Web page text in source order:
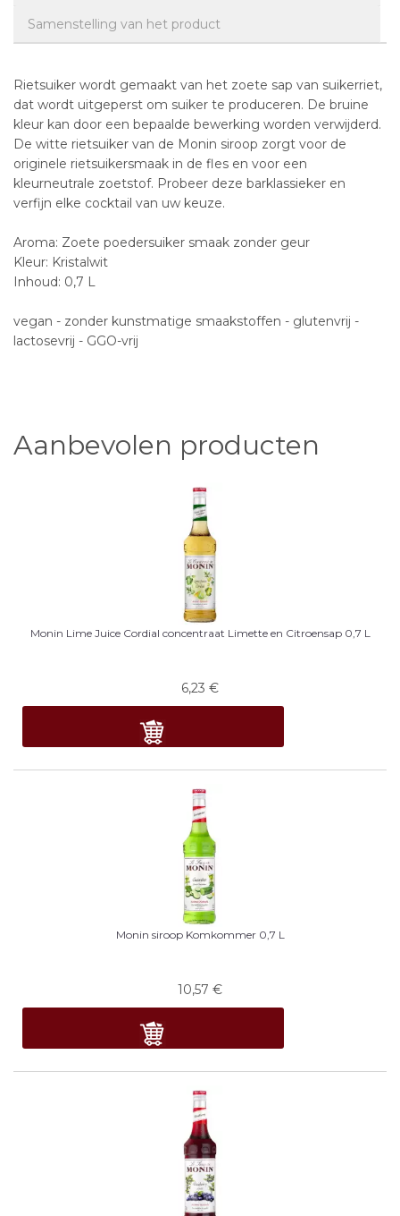
Samenstelling van het product
Rietsuiker wordt gemaakt van het zoete sap van suikerriet,
dat wordt uitgeperst om suiker te produceren. De bruine
kleur kan door een bepaalde bewerking worden verwijderd.
De witte rietsuiker van de Monin siroop zorgt voor de
originele rietsuikersmaak in de fles en voor een
kleurneutrale zoetstof. Probeer deze barklassieker en
verfijn elke cocktail van uw keuze.
Aroma: Zoete poedersuiker smaak zonder geur
Kleur: Kristalwit
Inhoud: 0,7 L
vegan - zonder kunstmatige smaakstoffen - glutenvrij -
lactosevrij - GGO-vrij
Aanbevolen producten
Monin Lime Juice Cordial concentraat Limette en Citroensap 0,7 L
6,23 €
Monin siroop Komkommer 0,7 L
10,57 €